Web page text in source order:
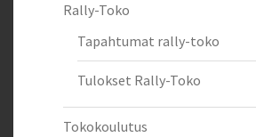
Rally-Toko
Tapahtumat rally-toko
Tulokset Rally-Toko
Tokokoulutus